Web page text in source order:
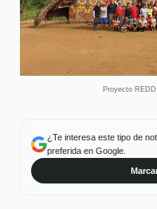
Proyecto
¿Te interesa este tipo de
preferida en Google.